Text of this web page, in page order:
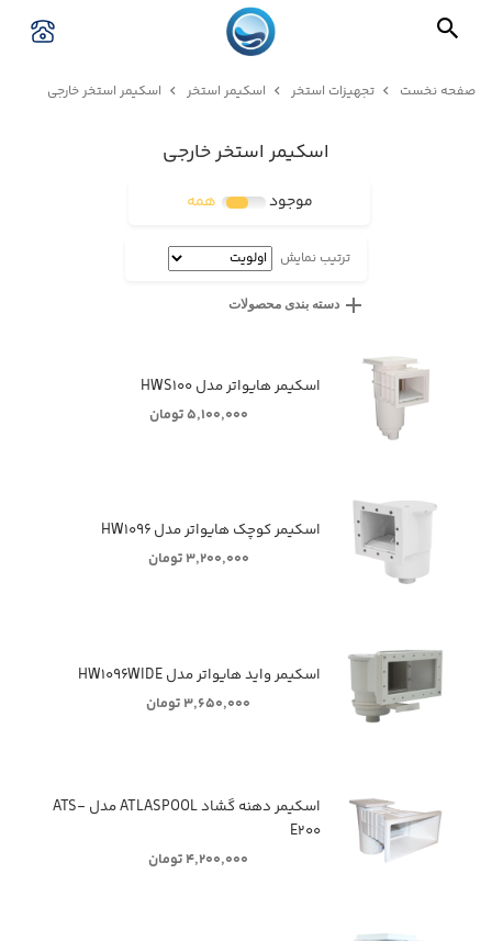
صفحه نخست تجهیزات استخر اسکیمر استخر اسکیمر استخر خارجی
همه موجود
اسکیمر استخر خارجی
ترتیب نمایش
دسته بندی محصولات
اسکیمر هایواتر مدل HWS۱۰۰
۵,۱۰۰,۰۰۰ تومان
اسکیمر کوچک هایواتر مدل HW۱۰۹۶
۳,۲۰۰,۰۰۰ تومان
اسکیمر واید هایواتر مدل HW۱۰۹۶WIDE
۳,۶۵۰,۰۰۰ تومان
اسکیمر دهنه گشاد ATLASPOOL مدل ATS-
E۲۰۰
۴,۲۰۰,۰۰۰ تومان